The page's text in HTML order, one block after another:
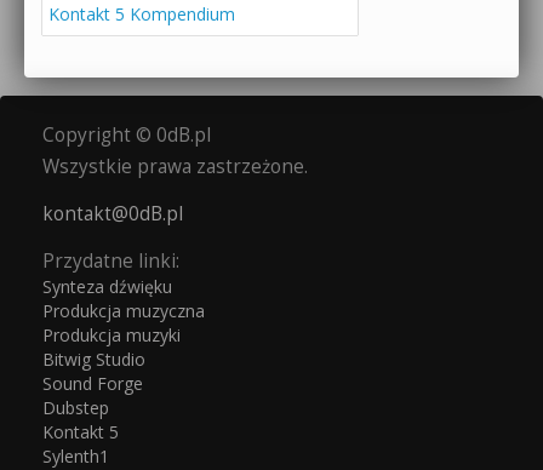
Kontakt 5 Kompendium
Copyright © 0dB.pl
Wszystkie prawa zastrzeżone.
kontakt@0dB.pl
Przydatne linki:
Synteza dźwięku
Produkcja muzyczna
Produkcja muzyki
Bitwig Studio
Sound Forge
Dubstep
Kontakt 5
Sylenth1